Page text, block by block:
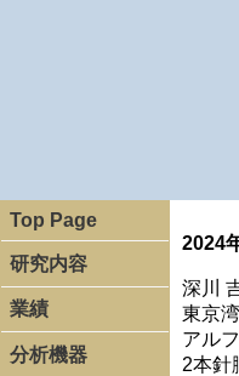
Top Page
研究内容
業績
分析機器
2024
深川
東京
アル
2本針